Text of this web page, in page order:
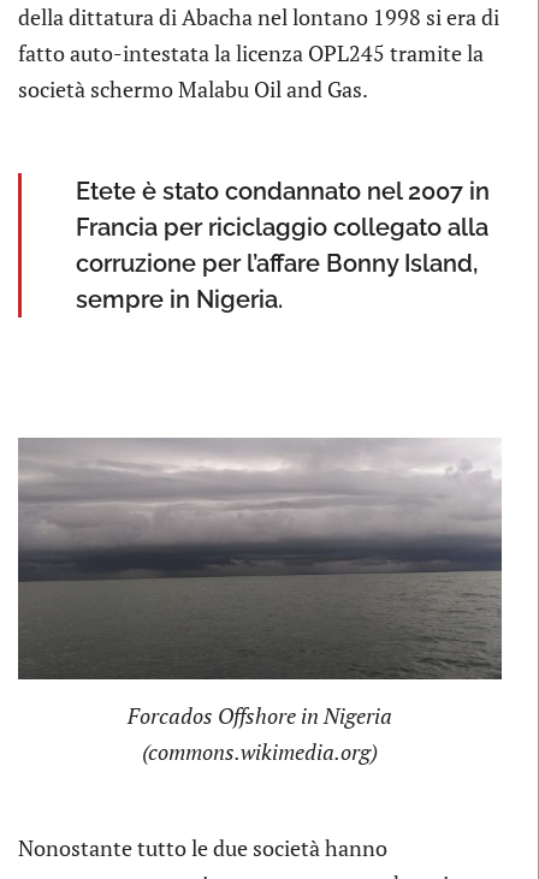
della dittatura di Abacha nel lontano 1998 si era di
fatto auto-intestata la licenza OPL245 tramite la
società schermo Malabu Oil and Gas.
Etete è stato condannato nel 2007 in
Francia per riciclaggio collegato alla
corruzione per l’affare Bonny Island,
sempre in Nigeria.
Forcados Offshore in Nigeria
(commons.wikimedia.org)
Nonostante tutto le due società hanno